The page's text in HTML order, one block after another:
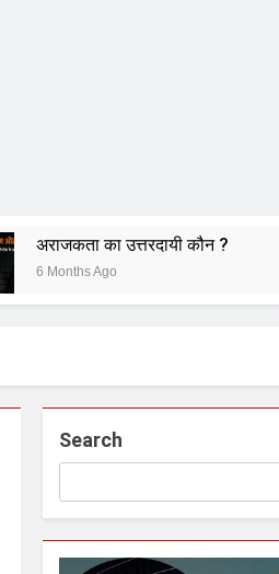
अराजकता का उत्तरदायी कौन ?
6 Months Ago
चला
पर घनघोर प्रहार
Search